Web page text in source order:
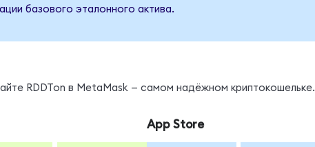
базового эталонного актива.
RDDTon в MetaMask — самом надёжном криптокошельке.
App Store